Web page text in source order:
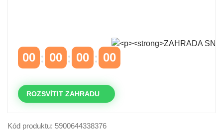
00 00 00 00
ROZSVÍTIT ZAHRADU
Kód produktu: 5900644338376